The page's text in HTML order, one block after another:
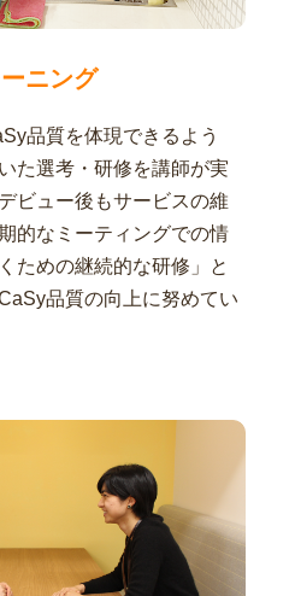
ーニング
品質を体現できるよう
た選考・研修を講師が実
ビュー後もサービスの維
的なミーティングでの情
ための継続的な研修」と
品質の向上に努めてい